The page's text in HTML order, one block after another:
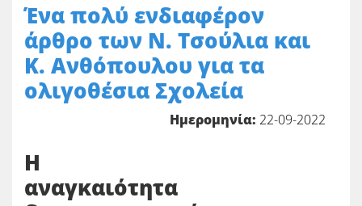
Ένα πολύ ενδιαφέρον
άρθρο των Ν. Τσούλια και
Κ. Ανθόπουλου για τα
ολιγοθέσια Σχολεία
Ημερομηνία: 22-09-2022
Η
αναγκαιότητα